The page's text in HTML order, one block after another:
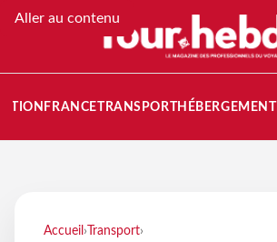
Aller au contenu
FRANCETRANSPORT HÉBERGEMENT
Accueil › Transport›